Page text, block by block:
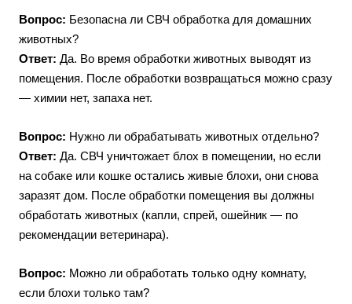
Вопрос: Безопасна ли СВЧ обработка для домашних
животных?
Ответ: Да. Во время обработки животных выводят из
помещения. После обработки возвращаться можно сразу
— химии нет, запаха нет.
Вопрос: Нужно ли обрабатывать животных отдельно?
Ответ: Да. СВЧ уничтожает блох в помещении, но если
на собаке или кошке остались живые блохи, они снова
заразят дом. После обработки помещения вы должны
обработать животных (капли, спрей, ошейник — по
рекомендации ветеринара).
Вопрос: Можно ли обработать только одну комнату,
если блохи только там?